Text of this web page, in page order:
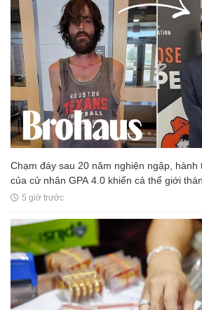
Chạm đáy sau 20 năm nghiện ngập,
của cử nhân GPA 4.0 khiến cả thế giới
5 giờ trước